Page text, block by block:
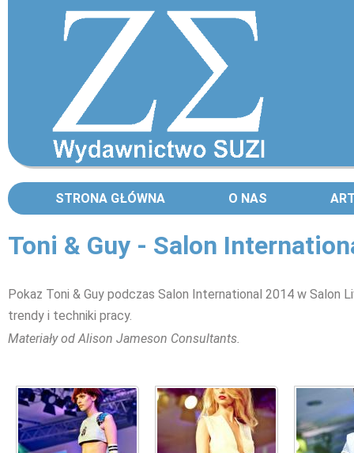
STRONA GŁÓWNA O NAS
Toni & Guy - Salon
Pokaz Toni & Guy podczas Salon International 2014 w Salon
trendy i techniki pracy.
Materiały od Alison Jameson Consultants.